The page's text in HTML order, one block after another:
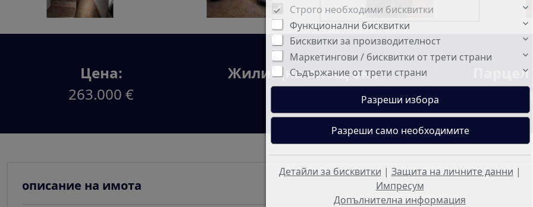
Цена:
263.000 €
Жилищна площ ок.:
500
описание на имота
Строго необходими бисквитки
Функционални бисквитки
Бисквитки за производителност
Маркетингови / бисквитки от трети страни
Съдържание от трети страни
Детайли за бисквитки | Защита на личните данни |
Импресум
Допълнителна информация